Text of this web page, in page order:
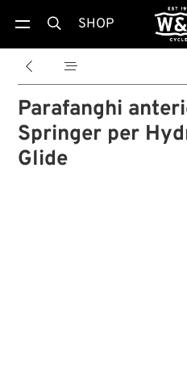
 SHOP
 
Parafanghi
Springer per
Glide